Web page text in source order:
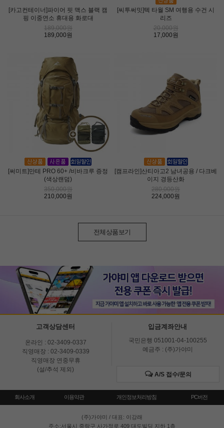
[카고컨테이너]파이어 핏 맥스 블랙 캠
핑 이중연소 휴대용 화로대
189,000원
189,000원
[씨투써밋]텍 타월 SM 여행용 수건 시
리즈
20,000원
17,000원
[써미트]만테 PRO 60+ /비바크루 증정
(색상랜덤)
350,000원
210,000원
[캠프라인]산티아고2 남녀공용 / 다크베
이지 경등산화
280,000원
224,000원
전체상품보기
고객상담센터
온라인 : 02-3409-0337
직영매장 : 02-3409-0339
직영매장 연중무휴
(설/추석 제외)
입금계좌안내
국민은행 051001-04-100255
예금주 : (주)가야미
A/S 접수/문의
회사소개 이용약관 개인정보처리방침 PC버전
(주)가야미 / 대표: 이강래
주소:서울시 중랑구 사가정로 409 대도빌딩 지하 1층